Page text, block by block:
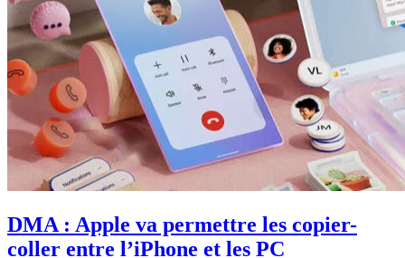
DMA : Apple va permettre les copier-
coller entre l’iPhone et les PC